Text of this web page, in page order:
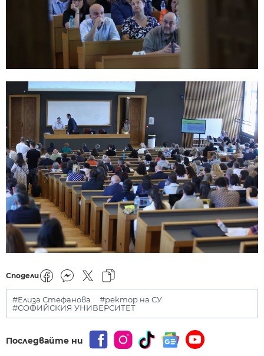
Сподели
#Елиза Стефанова
#ректор на СУ
#СОФИЙСКИЯ УНИВЕРСИТЕТ
Последвайте ни